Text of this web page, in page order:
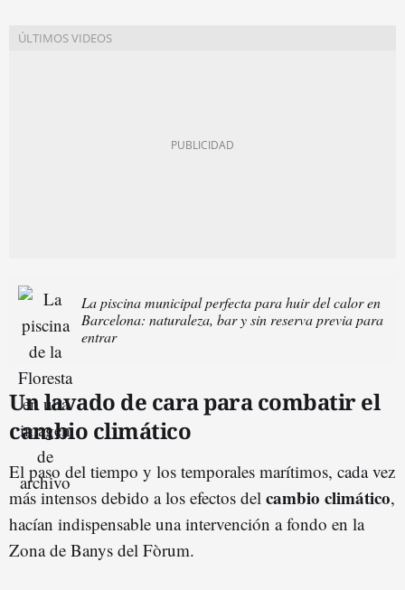
La piscina municipal perfecta para huir del calor en
Barcelona: naturaleza, bar y sin reserva previa para
entrar
Un lavado de cara para combatir el
cambio climático
El paso del tiempo y los temporales marítimos, cada vez
más intensos debido a los efectos del cambio climático,
hacían indispensable una intervención a fondo en la
Zona de Banys del Fòrum.